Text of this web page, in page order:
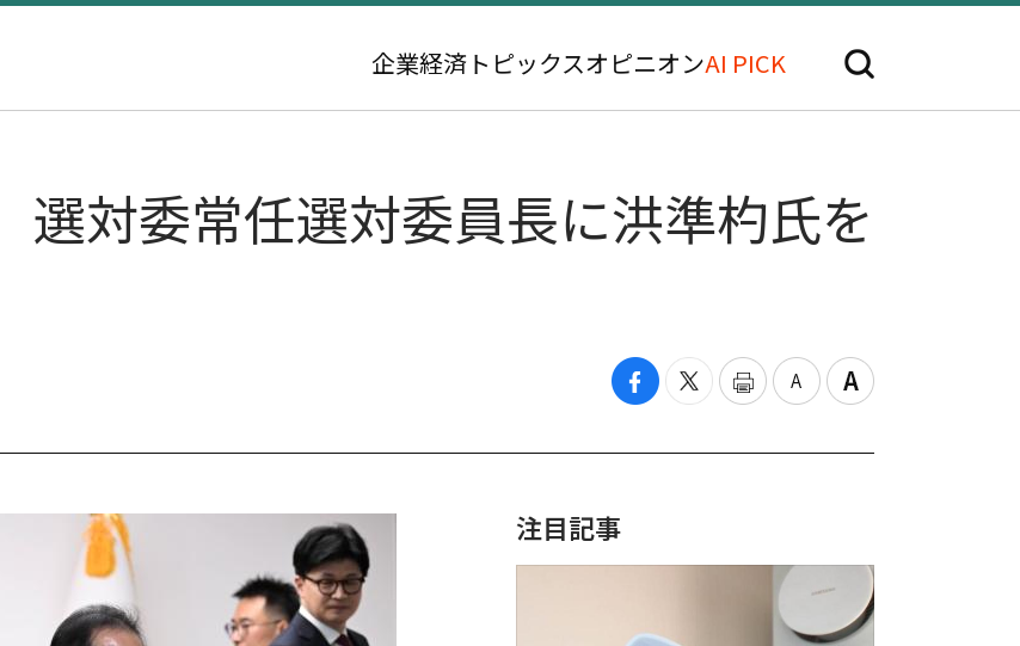
企業経済 トピックスオピニオンAI PICK
選対委常任選対委員長に洪準杓氏を
注目記事